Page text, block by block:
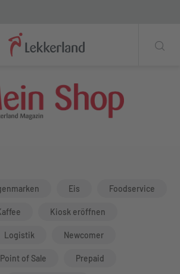
Eis Foodservice
Kiosk eröffnen
Logistik Newcomer
Point of Sale Prepaid